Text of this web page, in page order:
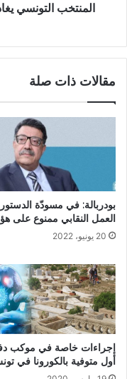
المنتخب التونسي
مقالات ذات صلة
بودربالة: في مسودّة الدستور
العمل النقابي ممنوع على
20 يونيو، 2022
إجراءات خاصة في موكب
أول متوفية بالكورونا في